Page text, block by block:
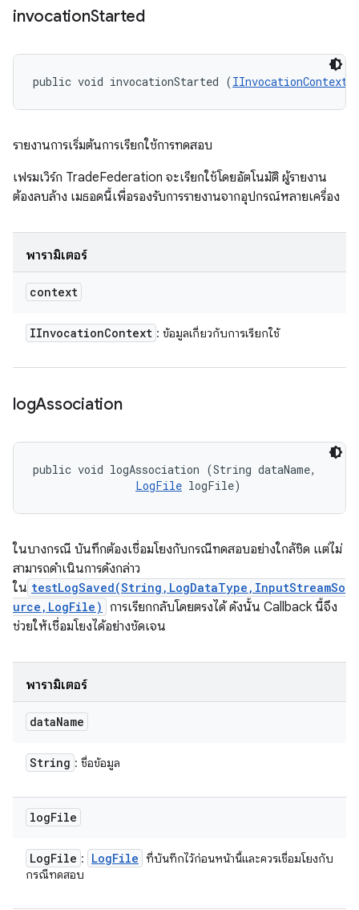
invocationStarted
public void invocationStarted (IInvocationContext
รายงานการเริ่มต้นการเรียกใช้การทดสอบ
เฟรมเวิร์ก TradeFederation จะเรียกใช้โดยอัตโนมัติ ผู้รายงาน
ต้องลบล้าง เมธอดนี้เพื่อรองรับการรายงานจากอุปกรณ์หลายเครื่อง
พารามิเตอร์
context
IInvocationContext : ข้อมูลเกี่ยวกับการเรียกใช้
logAssociation
public void logAssociation (String dataName,
LogFile logFile)
ในบางกรณี บันทึกต้องเชื่อมโยงกับกรณีทดสอบอย่างใกล้ชิด แต่ไม่
สามารถดำเนินการดังกล่าว
ใน testLogSaved(String,LogDataType,InputStreamSo
urce,LogFile) การเรียกกลับโดยตรงได้ ดังนั้น Callback นี้จึง
ช่วยให้เชื่อมโยงได้อย่างชัดเจน
พารามิเตอร์
dataName
String : ชื่อข้อมูล
logFile
LogFile : LogFile ที่บันทึกไว้ก่อนหน้านี้และควรเชื่อมโยงกับ
กรณีทดสอบ